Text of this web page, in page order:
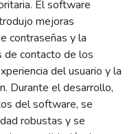
El software
mejoras
contraseñas y la
de contacto de los
del usuario y la
Durante el desarrollo,
del software, se
robustas y se